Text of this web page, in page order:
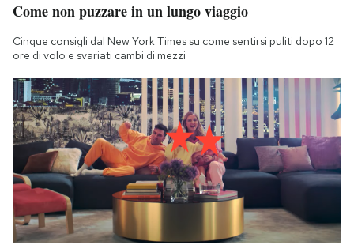
Come non puzzare in un lungo viaggio
Cinque consigli dal New York Times su come sentirsi puliti dopo 12
ore di volo e svariati cambi di mezzi